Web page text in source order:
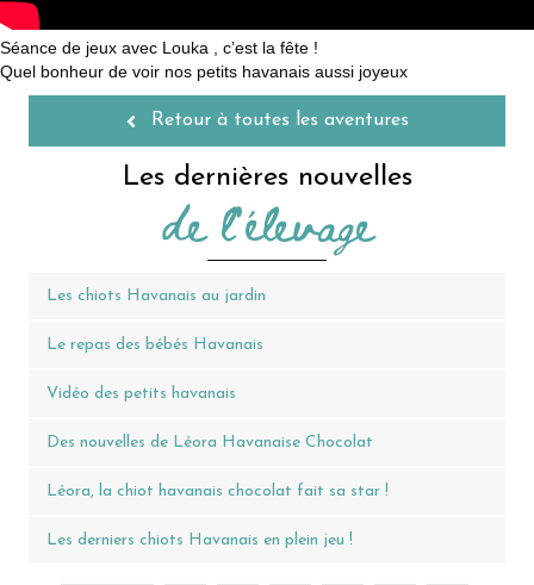
Séance de jeux avec Louka , c’est la fête !
Quel bonheur de voir nos petits havanais aussi joyeux
Retour à toutes les aventures
Les dernières nouvelles
de l'élevage
Les chiots Havanais au jardin
Le repas des bébés Havanais
Vidéo des petits havanais
Des nouvelles de Léora Havanaise Chocolat
Léora, la chiot havanais chocolat fait sa star !
Les derniers chiots Havanais en plein jeu !